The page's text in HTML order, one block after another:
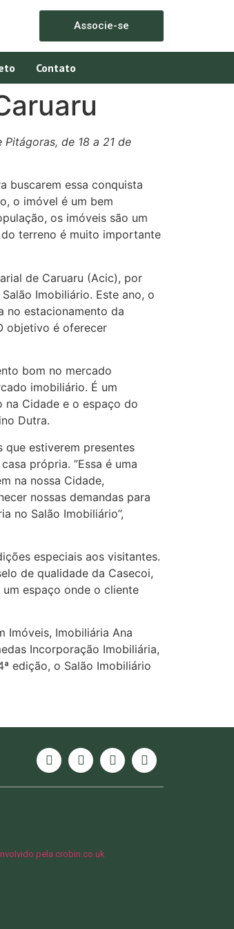
Associe-se
Contato
de 18 a 21 de
buscarem essa conquista
o imóvel é um bem
os imóveis são um
terreno é muito importante
de Caruaru (Acic), por
Imobiliário. Este ano, o
no estacionamento da
objetivo é oferecer
bom no mercado
imobiliário. É um
na Cidade e o espaço do
Dutra.
que estiverem presentes
própria. ”Essa é uma
na nossa Cidade,
nossas demandas para
no Salão Imobiliário”,
especiais aos visitantes.
de qualidade da Casecoi,
espaço onde o cliente
Imóveis, Imobiliária Ana
Incorporação Imobiliária,
edição, o Salão Imobiliário
pela crobin.co.uk